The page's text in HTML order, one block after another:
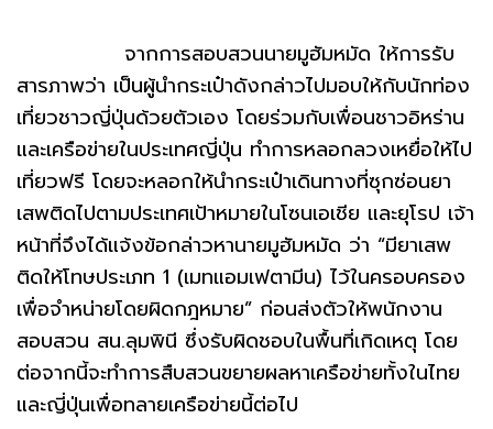
จากการสอบสวนนายมูฮัมหมัด ให้การรับ
สารภาพว่า เป็นผู้นำกระเป๋าดังกล่าวไปมอบให้กับนักท่อง
เที่ยวชาวญี่ปุ่นด้วยตัวเอง โดยร่วมกับเพื่อนชาวอิหร่าน
และเครือข่ายในประเทศญี่ปุ่น ทำการหลอกลวงเหยื่อให้ไป
เที่ยวฟรี โดยจะหลอกให้นำกระเป๋าเดินทางที่ซุกซ่อนยา
เสพติดไปตามประเทศเป้าหมายในโซนเอเชีย และยุโรป เจ้า
หน้าที่จึงได้แจ้งข้อกล่าวหานายมูฮัมหมัด ว่า “มียาเสพ
ติดให้โทษประเภท 1 (เมทแอมเฟตามีน) ไว้ในครอบครอง
เพื่อจำหน่ายโดยผิดกฎหมาย” ก่อนส่งตัวให้พนักงาน
สอบสวน สน.ลุมพินี ซึ่งรับผิดชอบในพื้นที่เกิดเหตุ โดย
ต่อจากนี้จะทำการสืบสวนขยายผลหาเครือข่ายทั้งในไทย
และญี่ปุ่นเพื่อทลายเครือข่ายนี้ต่อไป